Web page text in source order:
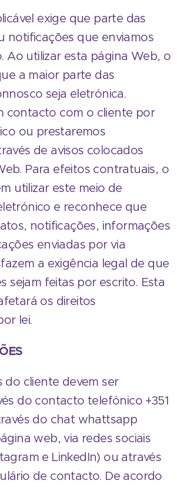
exige que parte das
notificações que enviamos
Ao utilizar esta página Web, o
a maior parte das
seja eletrónica.
contacto com o cliente por
ou prestaremos
de avisos colocados
Para efeitos contratuais, o
utilizar este meio de
e reconhece que
notificações, informações
enviadas por via
a exigência legal de que
sejam feitas por escrito. Esta
os direitos
lei.
do cliente devem ser
do contacto telefónico +351
do chat whattsapp
web, via redes sociais
e LinkedIn) ou através
de contacto. De acordo